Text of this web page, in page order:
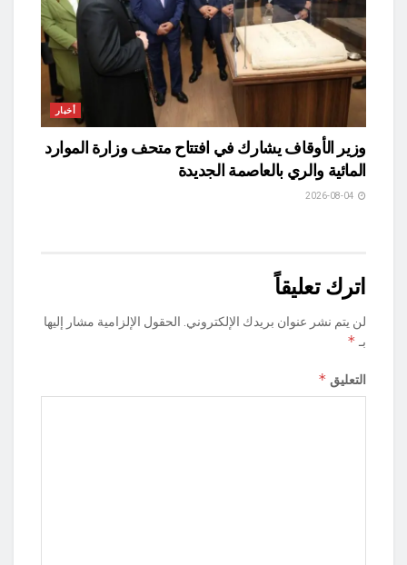
أخبار
وزير الأوقاف يشارك في افتتاح متحف وزارة الموارد
المائية والري بالعاصمة الجديدة
اترك تعليقاً
لن يتم نشر عنوان بريدك الإلكتروني. الحقول الإلزامية مشار إليها
بـ *
التعليق *